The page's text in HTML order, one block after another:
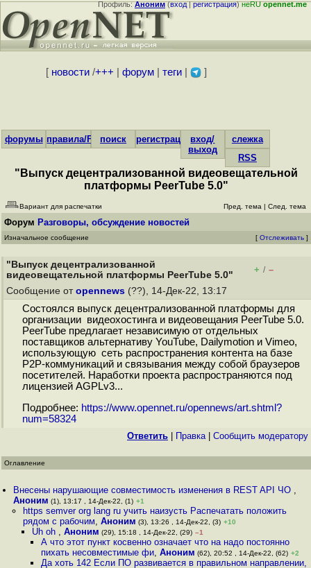
Профиль:Аноним(вход|регистрация)неRUopennet.me
[ новости/+++ форум| теги| ]
форумы правила/FAQпоиск регистрациявход/
выход
слежка
RSS
"Выпуск децентрализованной видеовещательной
платформы PeerTube 5.0"
Вариант для распечатки Пред. тема | След. тема
Форум Разговоры, обсуждение новостей
Изначальное сообщение [ Отслеживать ]
"Выпуск децентрализованной
видеовещательной платформы PeerTube 5.0"
+ / –
Сообщение от opennews (??), 14-Дек-22, 13:17
Состоялся выпуск децентрализованной платформы для
организации видеохостинга и видеовещания PeerTube 5.0.
PeerTube предлагает независимую от отдельных
поставщиков альтернативу YouTube, Dailymotion и Vimeo,
использующую сеть распространения контента на базе
P2P-коммуникаций и связывания между собой браузеров
посетителей. Наработки проекта распространяются под
лицензией AGPLv3...
Подробнее: https://www.opennet.ru/opennews/art.shtml?
num=58324
Ответить Правка| Cообщить модератору
Оглавление
Внесены нарушающие совместимость изменения в REST API ЧО ,
Аноним (1), 13:17 , 14-Дек-22, (1) +1
https semver org lang ru учить наизусть Распечатать положить
рядом с рабочим, Аноним (3), 13:26 , 14-Дек-22, (3) +10
Uh oh , Аноним (29), 15:18 , 14-Дек-22, (29) –1
А что этот пункт косвенно означает что на надо постоянно
пихать несовместимые фи,Аноним (62), 20:52 , 14-Дек-22, (62) +2
Да хоть 142 Если ПО развивается в правильном направлении,